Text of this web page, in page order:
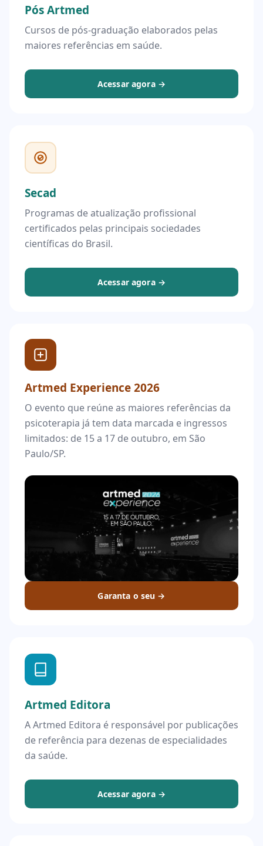
Pós Artmed
Cursos de pós-graduação elaborados pelas
maiores referências em saúde.
Acessar agora →
Secad
Programas de atualização profissional
certificados pelas principais sociedades
científicas do Brasil.
Acessar agora →
Artmed Experience 2026
O evento que reúne as maiores referências da
psicoterapia já tem data marcada e ingressos
limitados: de 15 a 17 de outubro, em São
Paulo/SP.
Garanta o seu →
Artmed Editora
A Artmed Editora é responsável por publicações
de referência para dezenas de especialidades
da saúde.
Acessar agora →